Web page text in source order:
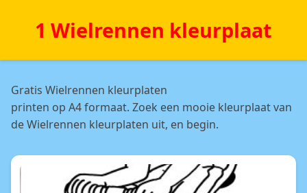
1 Wielrennen kleurplaat
Gratis Wielrennen kleurplaten
printen op A4 formaat. Zoek een mooie kleurplaat van
de Wielrennen kleurplaten uit, en begin.